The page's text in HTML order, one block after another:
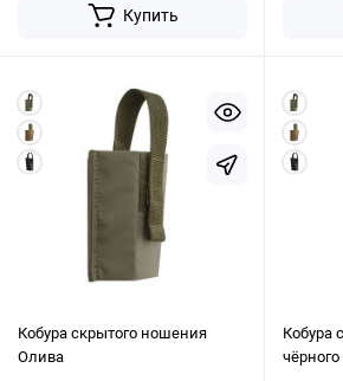
Купить
Кобура скрытого ношения
Олива
Кобура